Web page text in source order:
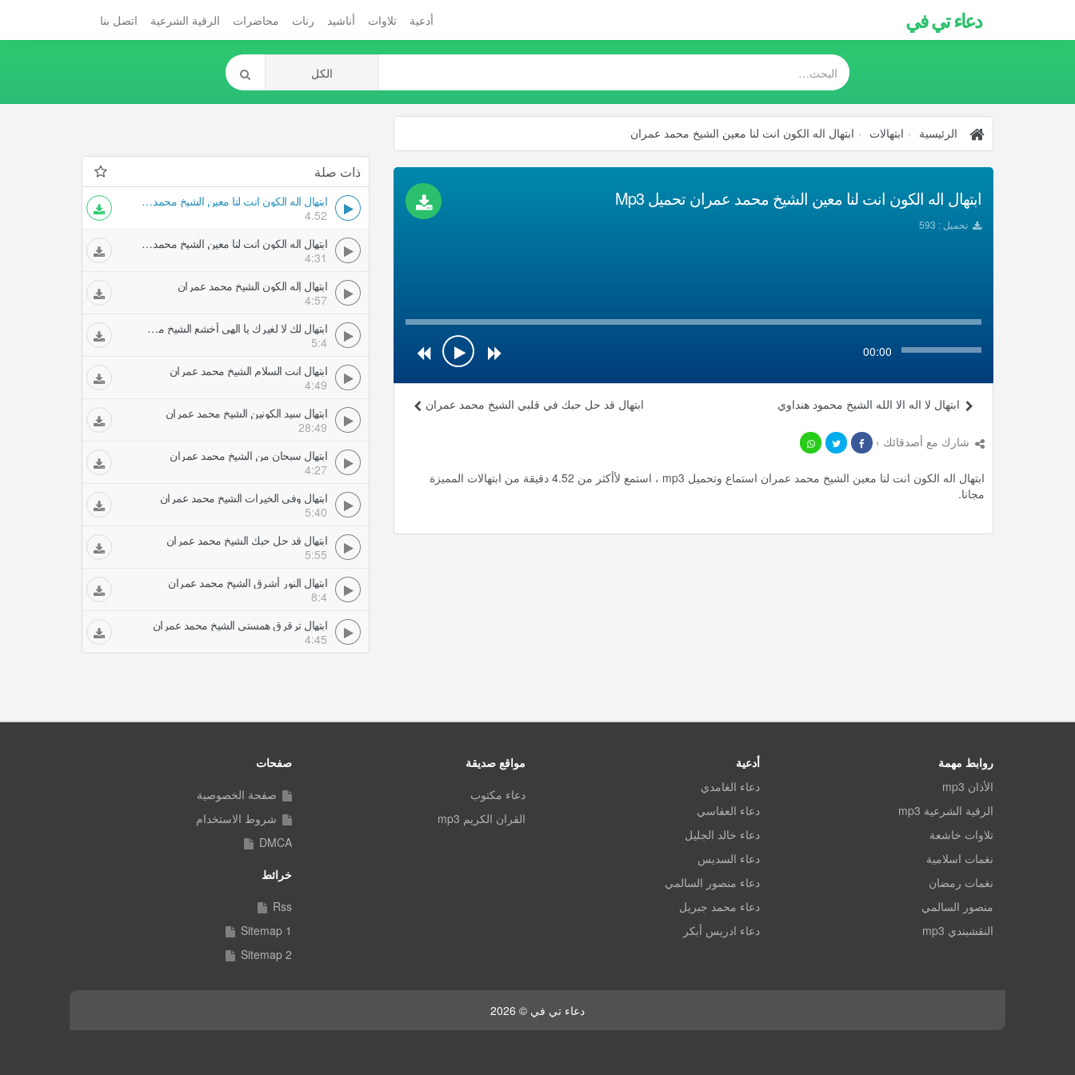
دعاء تي في أدعية تلاوات أناشيد رنات محاضرات الرقية الشرعية اتصل بنا
الرئيسية ابتهالات ابتهال اله الكون انت لنا معين الشيخ محمد عمران
ابتهال اله الكون انت لنا معين الشيخ محمد عمران تحميل Mp3
تحميل : 593
00:00
ابتهال قد حل حبك في قلبي الشيخ محمد عمران ابتهال لا اله الا الله الشيخ محمود هنداوي
شارك مع أصدقائك ›
ابتهال اله الكون انت لنا معين الشيخ محمد عمران استماع وتحميل mp3 ، استمع لأأكثر من 4.52 دقيقة من ابتهالات المميزة
مجانا.
ذات صلة
ابتهال اله الكون انت لنا معين الشيخ محمد عمران
4.52
ابتهال اله الكون انت لنا معين الشيخ محمد عمران
4:31
ابتهال إله الكون الشيخ محمد عمران
4:57
ابتهال لك لا لغيرك يا الهي أخشع الشيخ محمد عمران
5:4
ابتهال انت السلام الشيخ محمد عمران
4:49
ابتهال سيد الكونين الشيخ محمد عمران
28:49
ابتهال سبحان من الشيخ محمد عمران
4:27
ابتهال وفي الخيرات الشيخ محمد عمران
5:40
ابتهال قد حل حبك الشيخ محمد عمران
5:55
ابتهال النور أشرق الشيخ محمد عمران
8:4
ابتهال ترقرق همستي الشيخ محمد عمران
4:45
روابط مهمة
الأذان mp3
الرقية الشرعية mp3
تلاوات خاشعة
نغمات اسلامية
نغمات رمضان
منصور السالمي
النقشبندي mp3
أدعية
دعاء الغامدي
دعاء العفاسي
دعاء خالد الجليل
دعاء السديس
دعاء منصور السالمي
دعاء محمد جبريل
دعاء ادريس أبكر
مواقع صديقة
دعاء مكتوب
القران الكريم mp3
صفحات
صفحة الخصوصية
شروط الاستخدام
DMCA
خرائط
Rss
Sitemap 1
Sitemap 2
دعاء تي في © 2026